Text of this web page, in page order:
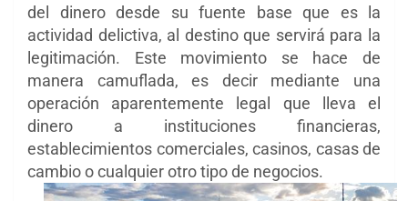
del dinero desde su fuente base que es la
actividad delictiva, al destino que servirá para la
legitimación. Este movimiento se hace de
manera camuflada, es decir mediante una
operación aparentemente legal que lleva el
dinero a instituciones financieras,
establecimientos comerciales, casinos, casas de
cambio o cualquier otro tipo de negocios.